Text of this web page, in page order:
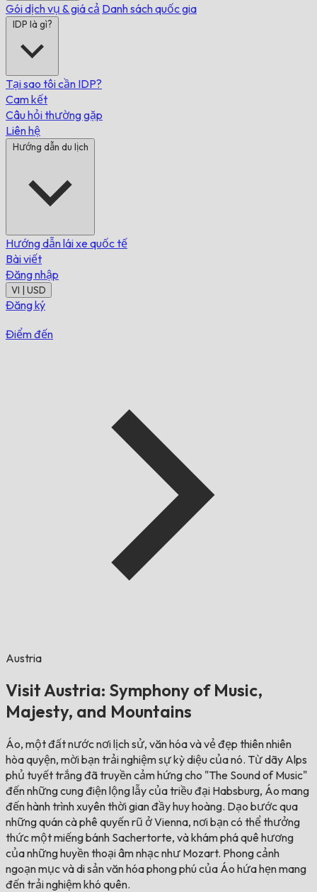
Gói dịch vụ & giá cả Danh sách quốc gia
IDP là gì?
Tại sao tôi cần IDP?
Cam kết
Câu hỏi thường gặp
Liên hệ
Hướng dẫn du lịch
Hướng dẫn lái xe quốc tế
Bài viết
Đăng nhập
VI | USD
Đăng ký
Điểm đến
Austria
Visit Austria: Symphony of Music,
Majesty, and Mountains
Áo, một đất nước nơi lịch sử, văn hóa và vẻ đẹp thiên nhiên
hòa quyện, mời bạn trải nghiệm sự kỳ diệu của nó. Từ dãy Alps
phủ tuyết trắng đã truyền cảm hứng cho "The Sound of Music"
đến những cung điện lộng lẫy của triều đại Habsburg, Áo mang
đến hành trình xuyên thời gian đầy huy hoàng. Dạo bước qua
những quán cà phê quyến rũ ở Vienna, nơi bạn có thể thưởng
thức một miếng bánh Sachertorte, và khám phá quê hương
của những huyền thoại âm nhạc như Mozart. Phong cảnh
ngoạn mục và di sản văn hóa phong phú của Áo hứa hẹn mang
đến trải nghiệm khó quên.